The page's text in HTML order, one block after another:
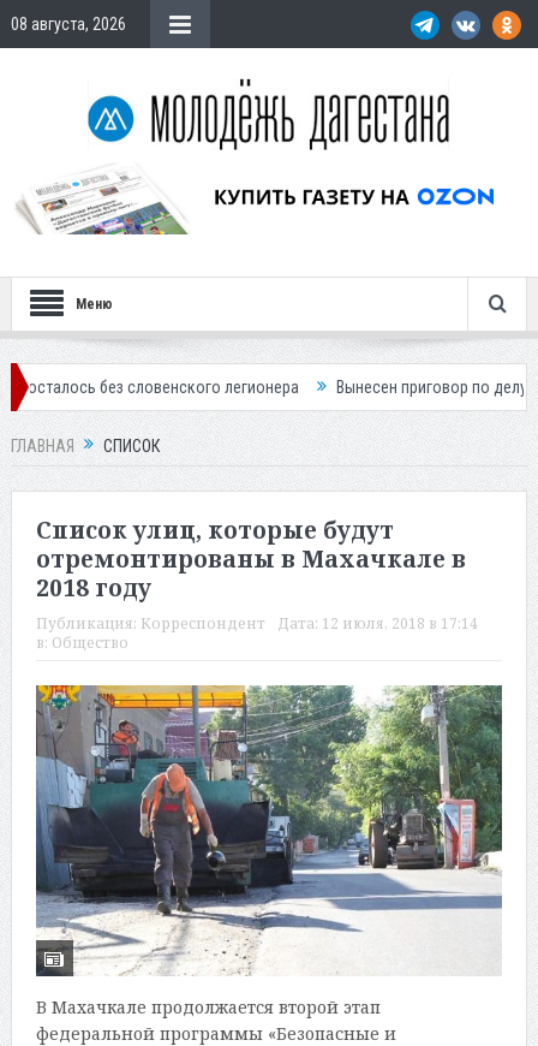
08 августа, 2026
Меню
без словенского легионера Вынесен приговор по делу о
ГЛАВНАЯ СПИСОК
Список улиц, которые будут
отремонтированы в Махачкале в
2018 году
Публикация: Корреспондент Дата: 12 июля, 2018 в 17:14
в: Общество
В Махачкале продолжается второй этап
федеральной программы «Безопасные и